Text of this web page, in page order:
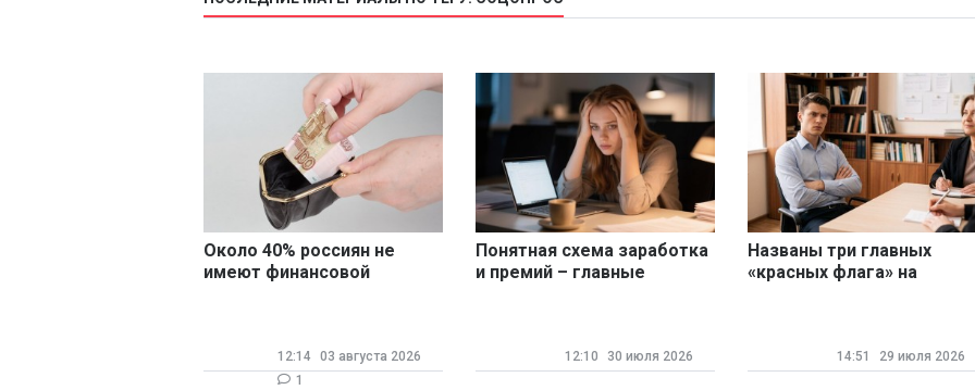
Около 40% россиян не
имеют финансовой
12:14
03 августа 2026
1
Понятная схема заработка
и премий – главные
12:10 30 июля 2026
Названы три главных
«красных флага» на
14:51 29 июля 2026